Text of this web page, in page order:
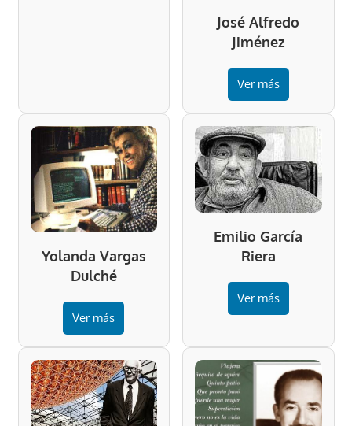
José Alfredo
Jiménez
Ver más
Yolanda Vargas
Dulché
Ver más
Emilio García
Riera
Ver más